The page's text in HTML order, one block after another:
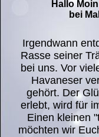
Hallo
bei
Irgendwann
Rasse seiner
bei uns. Vor
Havaneser
gehört. Der
erlebt, wird für
Einen kleinen
möchten wir